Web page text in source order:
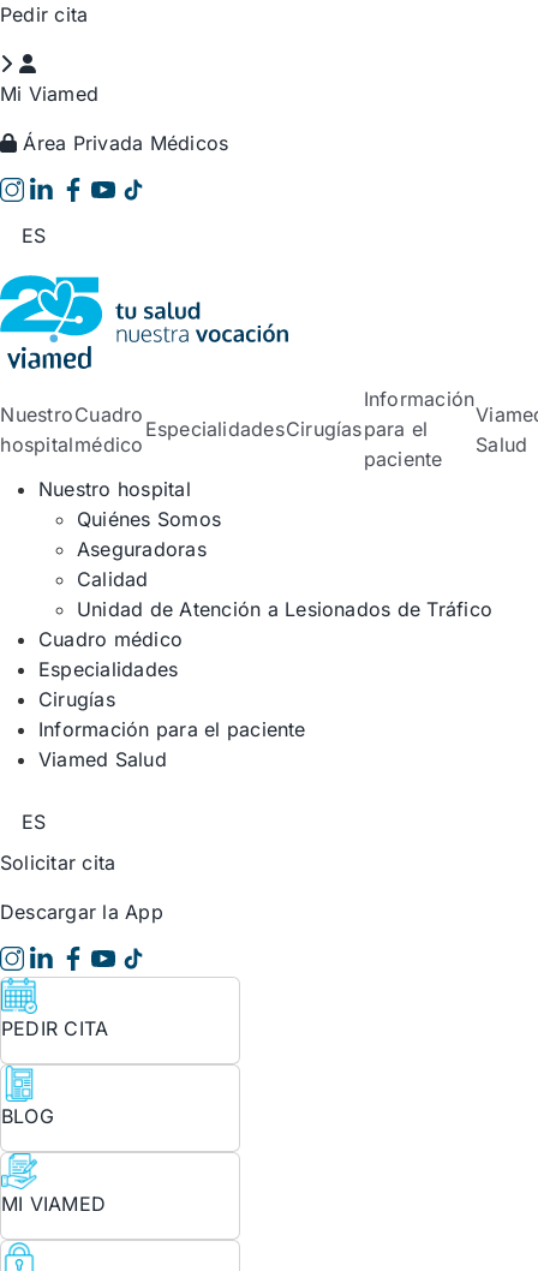
Saltar
contenido
Pedir cita
Mi Viamed
Área Privada Médicos
ES
Nuestro
hospital
Cuadro
médico
EspecialidadesCirugías
Información
para el
paciente
Salud
Nuestro hospital
Quiénes Somos
Aseguradoras
Calidad
Unidad de Atención a Lesionados de Tráfico
Cuadro médico
Especialidades
Cirugías
Información para el paciente
Viamed Salud
ES
Solicitar cita
Descargar la App
PEDIR CITA
BLOG
MI VIAMED